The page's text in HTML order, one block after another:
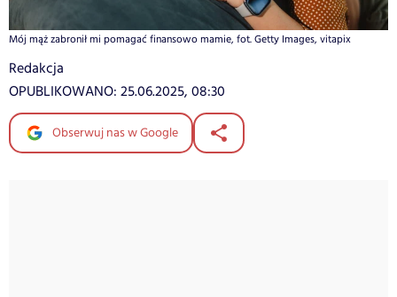
Mój mąż zabronił mi pomagać finansowo mamie, fot. Getty Images, vitapix
Redakcja
OPUBLIKOWANO: 25.06.2025, 08:30
Obserwuj nas w Google